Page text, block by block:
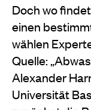
Doch wo
einen
wählen
Quelle:
Alexander
Universität